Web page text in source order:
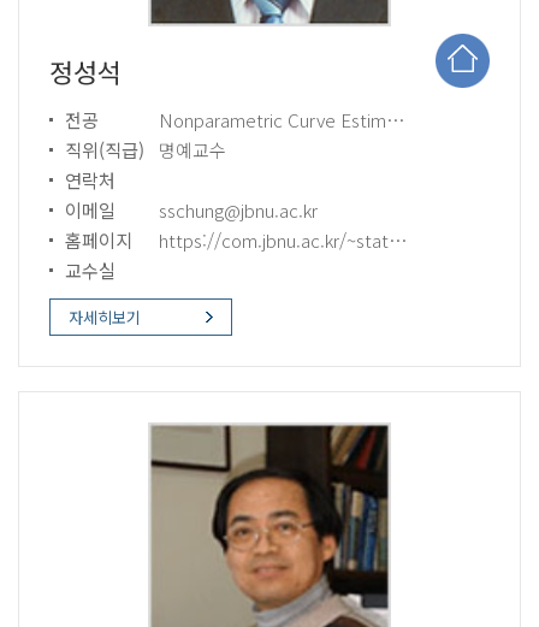
정성석
전공
Nonparametric Curve Estimation Data Mining
직위(직급)
명예교수
연락처
이메일
sschung@jbnu.ac.kr
홈페이지
https://com.jbnu.ac.kr/~stat/sschung/default.htm
교수실
자세히보기